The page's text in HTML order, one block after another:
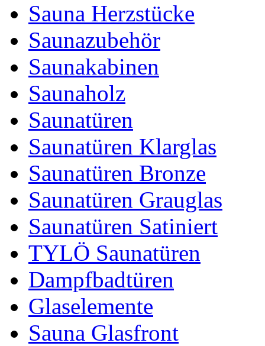
Sauna Herzstücke
Saunazubehör
Saunakabinen
Saunaholz
Saunatüren
Saunatüren Klarglas
Saunatüren Bronze
Saunatüren Grauglas
Saunatüren Satiniert
TYLÖ Saunatüren
Dampfbadtüren
Glaselemente
Sauna Glasfront